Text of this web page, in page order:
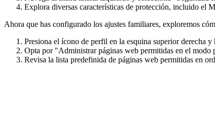
Explora diversas características de protección, incluido el
Ahora que has configurado los ajustes familiares, exploremos
Presiona el ícono de perfil en la esquina superior
Opta por "Administrar páginas web permitidas en el modo
Revisa la lista predefinida de páginas web permitidas en